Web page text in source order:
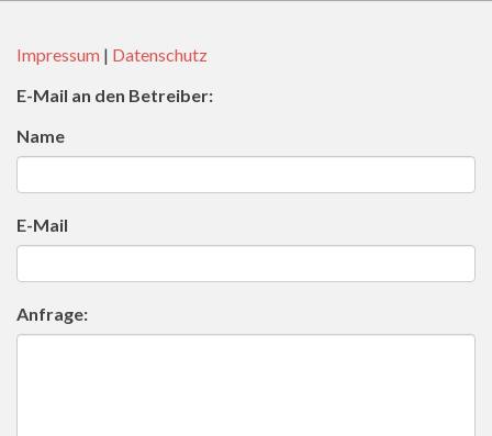
Impressum | Datenschutz
E-Mail an den Betreiber:
Name
E-Mail
Anfrage: